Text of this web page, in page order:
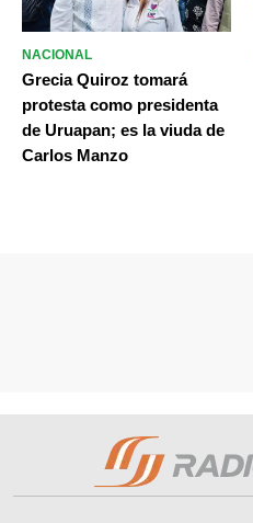
NACIONAL
Grecia Quiroz tomará
protesta como presidenta
de Uruapan; es la viuda de
Carlos Manzo